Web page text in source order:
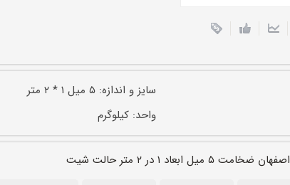
سایز و اندازه: ۵ میل ۱ * ۲ متر
واحد: کیلوگرم
ابعاد ۱ در ۲ متر حالت شیت